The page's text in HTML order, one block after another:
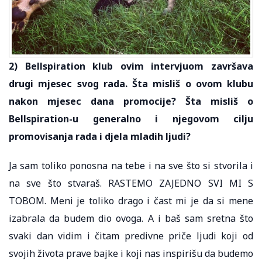
2) Bellspiration klub ovim intervjuom završava
drugi mjesec svog rada. Šta misliš o ovom klubu
nakon mjesec dana promocije? Šta misliš o
Bellspiration-u generalno i njegovom cilju
promovisanja rada i djela mladih ljudi?
Ja sam toliko ponosna na tebe i na sve što si stvorila i
na sve što stvaraš. RASTEMO ZAJEDNO SVI MI S
TOBOM. Meni je toliko drago i čast mi je da si mene
izabrala da budem dio ovoga. A i baš sam sretna što
svaki dan vidim i čitam predivne priče ljudi koji od
svojih života prave bajke i koji nas inspirišu da budemo